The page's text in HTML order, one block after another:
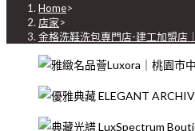
Home>
店家>
金格洗鞋洗包專門店-建工加盟店